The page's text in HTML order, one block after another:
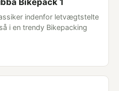
Bikepack 1
indenfor letvægtstelte
i en trendy Bikepacking